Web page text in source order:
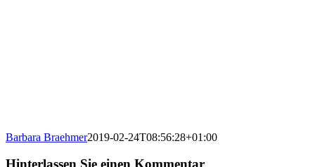
Barbara Braehmer2019-02-24T08:56:28+01:00